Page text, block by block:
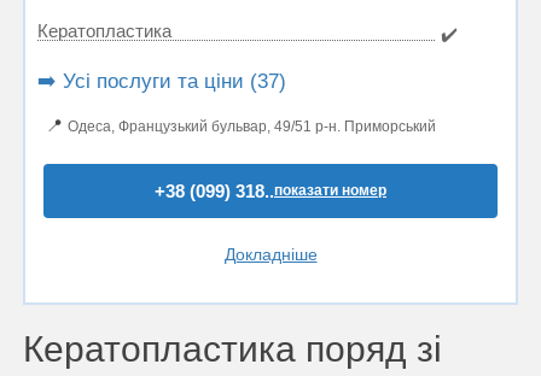
Кератопластика ✔️
➡️ Усі послуги та ціни (37)
📍 Одеса, Французький бульвар, 49/51 р-н. Приморський
+38 (099) 318..показати номер
Докладніше
Кератопластика поряд зі